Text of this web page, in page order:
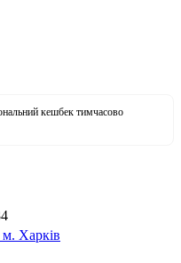
кешбек тимчасово
Харків